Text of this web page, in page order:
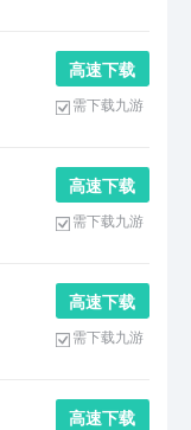
高 速 下 载
需下载九游
高 速 下 载
需下载九游
高 速 下 载
需下载九游
高 速 下 载